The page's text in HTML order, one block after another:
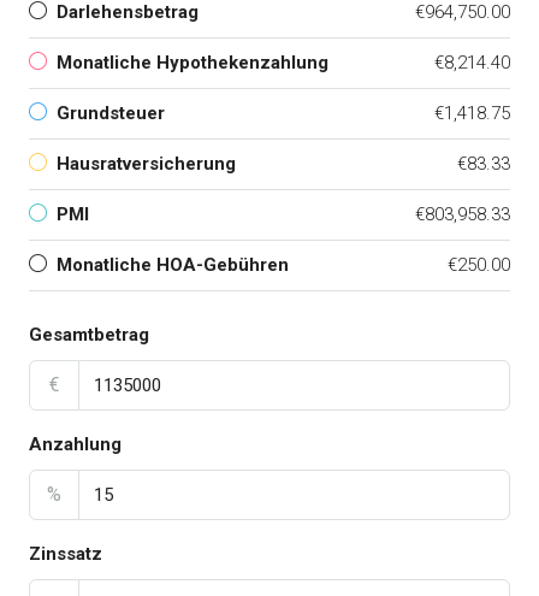
Darlehensbetrag €964,750.00
Monatliche Hypothekenzahlung €8,214.40
Grundsteuer €1,418.75
Hausratversicherung €83.33
PMI €803,958.33
Monatliche HOA-Gebühren €250.00
Gesamtbetrag
€
Anzahlung
%
Zinssatz